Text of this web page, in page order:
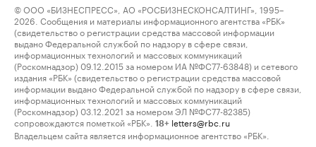
© ООО «БИЗНЕСПРЕСС», АО «РОСБИЗНЕСКОНСАЛТИНГ», 1995–
2026. Сообщения и материалы информационного агентства «РБК»
(свидетельство о регистрации средства массовой информации
выдано Федеральной службой по надзору в сфере связи,
информационных технологий и массовых коммуникаций
(Роскомнадзор) 09.12.2015 за номером ИА №ФС77-63848) и сетевого
издания «РБК» (свидетельство о регистрации средства массовой
информации выдано Федеральной службой по надзору в сфере связи,
информационных технологий и массовых коммуникаций
(Роскомнадзор) 03.12.2021 за номером ЭЛ №ФС77-82385)
сопровождаются пометкой «РБК».
18+ letters@rbc.ru
Владельцем сайта является информационное агентство «РБК».